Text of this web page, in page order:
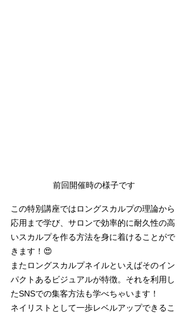
前回開催時の様子です
この特別講座ではロングスカルプの理論から
応用まで学び、サロンで効率的に耐久性の高
いスカルプを作る方法を身に着けることがで
きます！😍
またロングスカルプネイルといえばそのイン
パクトあるビジュアルが特徴。それを利用し
たSNSでの集客方法も学べちゃいます！
ネイリストとして一歩レベルアップできるこ